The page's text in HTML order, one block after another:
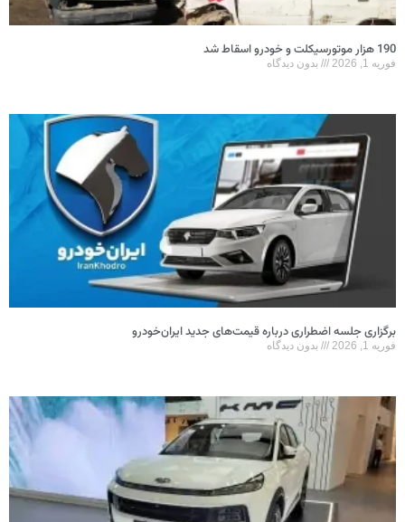
190 هزار موتورسیکلت و خودرو اسقاط شد
فوریه 1, 2026 بدون دیدگاه
برگزاری جلسه اضطراری درباره قیمت‌های جدید ایران‌خودرو
فوریه 1, 2026 بدون دیدگاه